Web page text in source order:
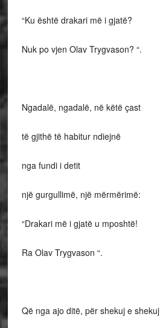
“Ku është drakari më i gjatë?
Nuk po vjen Olav Trygvason? “.
Ngadalë, ngadalë, në këtë çast
të gjithë të habitur ndiejnë
nga fundi i detit
një gurgullimë, një mërmërimë:
“Drakari më i gjatë u mposhtë!
Ra Olav Trygvason “.
Që nga ajo ditë, për shekuj e shekuj